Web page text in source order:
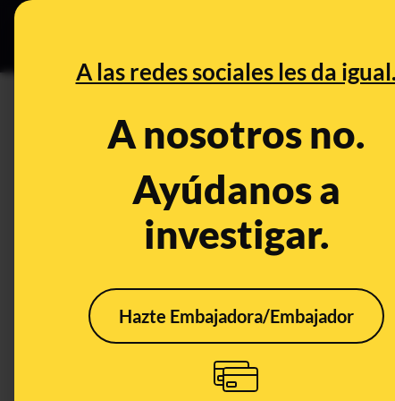
A las redes sociales les da igual.
A nosotros no.
Ayúdanos a
investigar.
Hazte Embajadora/Embajador
Cuidado con esta cadena
250€ por el coronavirus: se